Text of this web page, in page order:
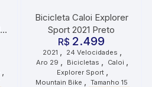
Bicicleta Caloi Explorer
Sport 2021 Preto
R$ 2.499
2021 24 Velocidades
Aro 29 Bicicletas Caloi
Explorer Sport
Mountain Bike Tamanho 15